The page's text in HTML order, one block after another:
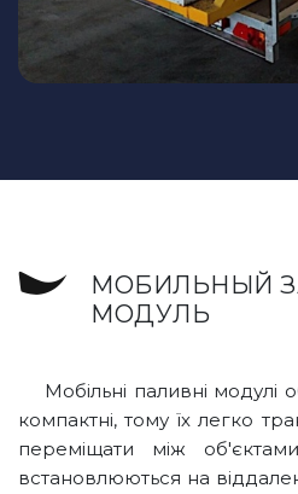
МОБИЛЬНЫЙ
МОДУЛЬ
Мобільні паливні модулі
компактні, тому їх легко
переміщати між
встановлюються на